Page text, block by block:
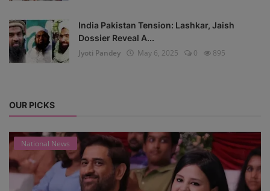
India Pakistan Tension: Lashkar, Jaish
Dossier Reveal A...
Jyoti Pandey
May 6, 2025 0 895
OUR PICKS
National News